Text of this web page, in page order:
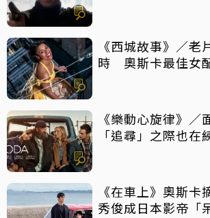
《西城故事》／老
時 奧斯卡最佳女
《樂動心旋律》／
「追尋」之際也在
《在車上》奧斯
秀俊成日本影帝「